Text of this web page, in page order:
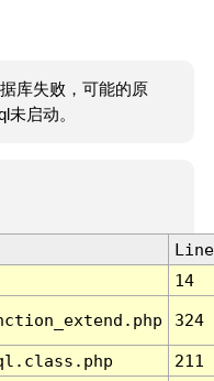
库失败，可能的原
启动。
Line
14
324
211